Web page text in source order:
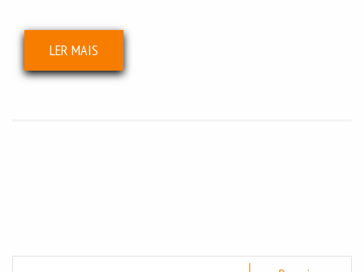
LER MAIS